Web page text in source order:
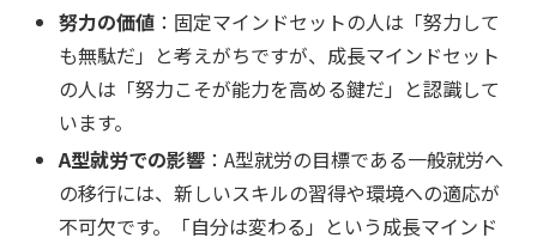
努力の価値 ：固定マインドセットの人は「努力して
も無駄だ」と考えがちですが、成長マインドセット
の人は「努力こそが能力を高める鍵だ」と認識して
います。
A型就労での影響 ：A型就労の目標である一般就労へ
の移行には、新しいスキルの習得や環境への適応が
不可欠です。「自分は変わる」という成長マインド